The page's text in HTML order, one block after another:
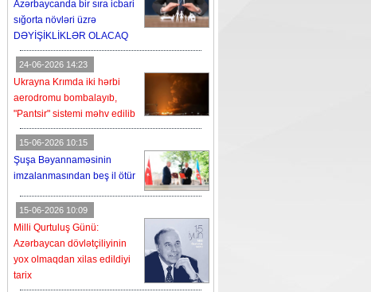
Azərbaycanda bir sıra icbari
sığorta növləri üzrə
DƏYİŞİKLİKLƏR OLACAQ
24-06-2026 14:23
Ukrayna Krımda iki hərbi
aerodromu bombalayıb,
"Pantsir" sistemi məhv edilib
15-06-2026 10:15
Şuşa Bəyannaməsinin
imzalanmasından beş il ötür
15-06-2026 10:09
Milli Qurtuluş Günü:
Azərbaycan dövlətçiliyinin
yox olmaqdan xilas edildiyi
tarix